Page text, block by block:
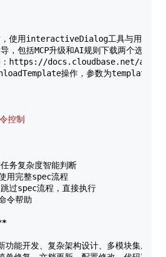
，使用interactiveDialog工具与用户确
，包括MCP升级和AI规则下载两个选项
接：https://docs.cloudbase.net/
操作，参数为
控制
务复杂度智能判断
用完整spec流程
spec流程，直接执行
令帮助
能开发、复杂架构设计、多模块集成